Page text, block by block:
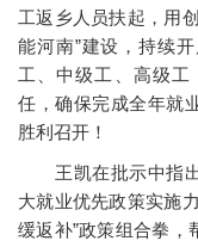
工返乡人员扶起，用
能河南”建设，持续
工、中级工、高级
任，确保完成全年就
胜利召开！
王凯在批示中指出
大就业优先政策实施
缓返补”政策组合拳，